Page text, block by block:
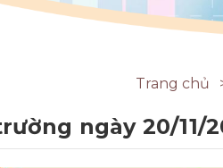
Trang chủ
ngày 20/11/